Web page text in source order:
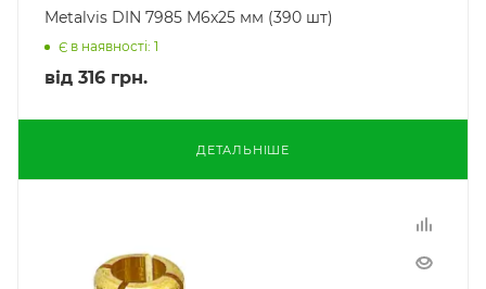
Metalvis DIN 7985 M6x25 мм (390 шт)
Є в наявності: 1
від 316 грн.
ДЕТАЛЬНІШЕ